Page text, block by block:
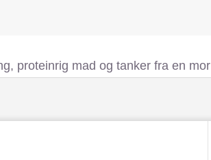
proteinrig mad og tanker fra en mor